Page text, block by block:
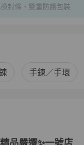
封條、雙重防護包裝
商品推薦手鍊／手環
✨Belle Vie 精品
品嚴選✨一號店